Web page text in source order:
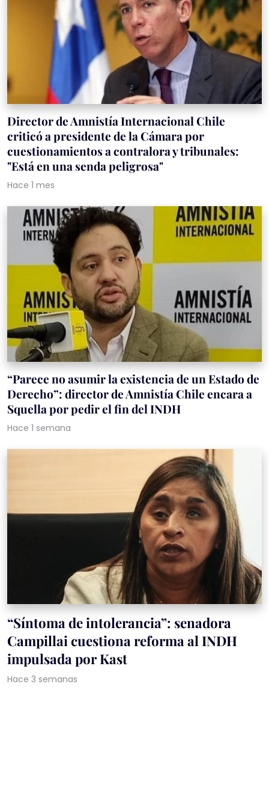
Director de Amnistía Internacional Chile
criticó a presidente de la Cámara por
cuestionamientos a contralora y tribunales:
"Está en una senda peligrosa"
Hace 1 mes
“Parece no asumir la existencia de un Estado de
Derecho”: director de Amnistía Chile encara a
Squella por pedir el fin del INDH
Hace 1 semana
“Síntoma de intolerancia”: senadora
Campillai cuestiona reforma al INDH
impulsada por Kast
Hace 3 semanas